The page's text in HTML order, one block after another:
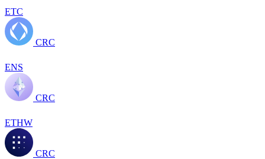
ETC
CRC
ENS
CRC
ETHW
CRC